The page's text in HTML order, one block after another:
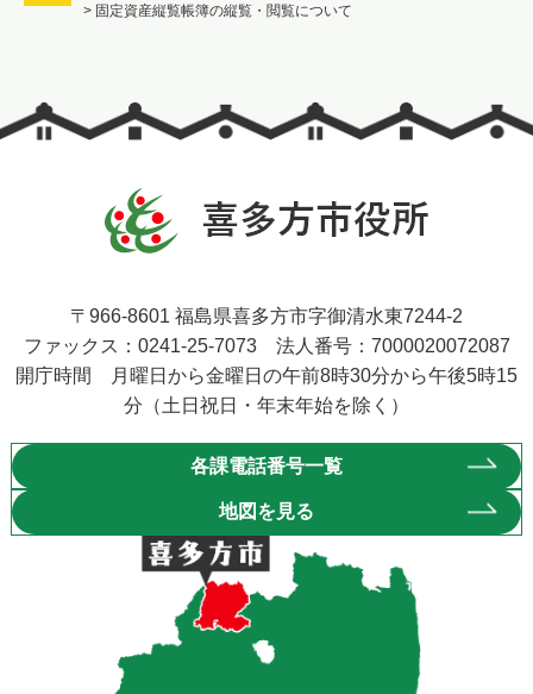
> 固定資産縦覧帳簿の縦覧・閲覧について
〒966-8601 福島県喜多方市字御清水東7244-2
ファックス：0241-25-7073 法人番号：7000020072087
開庁時間 月曜日から金曜日の午前8時30分から午後5時15
分（土日祝日・年末年始を除く）
各課電話番号一覧
地図を見る